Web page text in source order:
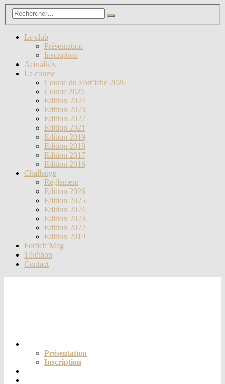
Le club
Présentation
Inscription
Actualités
La course
Course du Fort’iche 2026
Course 2025
Edition 2024
Edition 2023
Edition 2022
Edition 2021
Edition 2019
Edition 2018
Edition 2017
Edition 2016
Challenge
Réglement
Edition 2026
Edition 2025
Edition 2024
Edition 2023
Edition 2022
Edition 2019
Fortich’Mag
Téléthon
Contact
Présentation
Inscription